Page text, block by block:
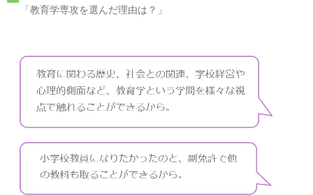
「教育学専攻を選んだ理由は？」